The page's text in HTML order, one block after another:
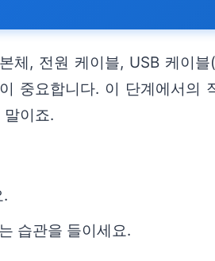
체, 전원 케이블, USB 케이
중요합니다. 이 단계에서의
이죠.
.
습관을 들이세요.